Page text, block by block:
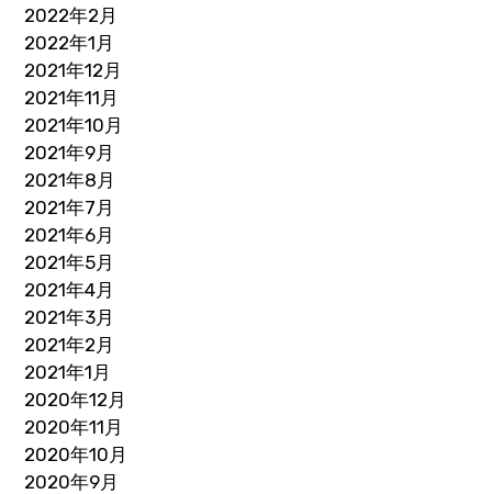
2022年2月
2022年1月
2021年12月
2021年11月
2021年10月
2021年9月
2021年8月
2021年7月
2021年6月
2021年5月
2021年4月
2021年3月
2021年2月
2021年1月
2020年12月
2020年11月
2020年10月
2020年9月